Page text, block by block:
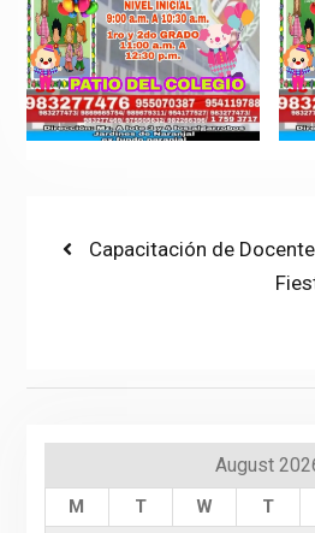
PostPrevious
Capacitación de
Next
August
M T W T